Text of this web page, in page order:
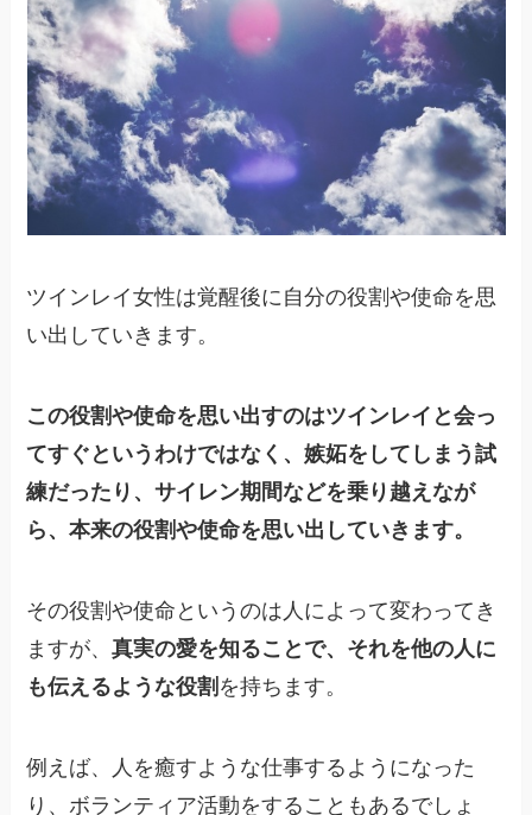
ツインレイ女性は覚醒後に自分の役割や使命を思
い出していきます。
この役割や使命を思い出すのはツインレイと会っ
てすぐというわけではなく、嫉妬をしてしまう試
練だったり、サイレン期間などを乗り越えなが
ら、本来の役割や使命を思い出していきます。
その役割や使命というのは人によって変わってき
ますが、真実の愛を知ることで、それを他の人に
も伝えるような役割 を持ちます。
例えば、人を癒すような仕事するようになった
り、ボランティア活動をすることもあるでしょ